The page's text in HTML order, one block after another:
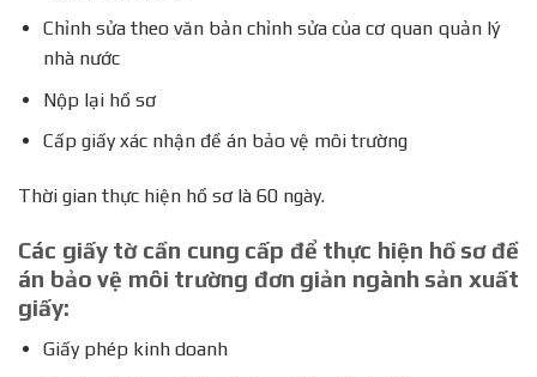
Chỉnh sửa theo văn bản chỉnh sửa của cơ quan quản lý
nhà nước
Nộp lại hồ sơ
Cấp giấy xác nhận đề án bảo vệ môi trường
Thời gian thực hiện hồ sơ là 60 ngày.
Các giấy tờ cần cung cấp để thực hiện hồ sơ đề
án bảo vệ môi trường đơn giản ngành sản xuất
giấy:
Giấy phép kinh doanh